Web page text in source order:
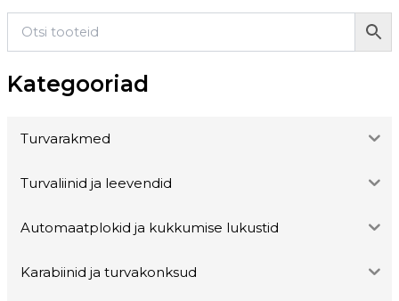
Kategooriad
Turvarakmed
Turvaliinid ja leevendid
Automaatplokid ja kukkumise lukustid
Karabiinid ja turvakonksud